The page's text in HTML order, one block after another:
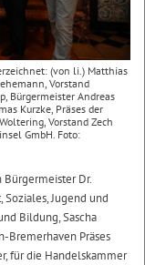
(von li.) Matthias
Vorstand
Bürgermeister Andreas
Kurzke, Präses der
Vorstand Zech
GmbH. Foto:
Dr.
Jugend und
Bildung, Sascha
Bremerhaven Präses
für die Handelskammer